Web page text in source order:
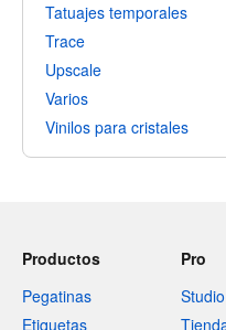
Tatuajes temporales
Trace
Upscale
Varios
Vinilos para cristales
Productos
Pegatinas
Etiquetas
Pro
Studio